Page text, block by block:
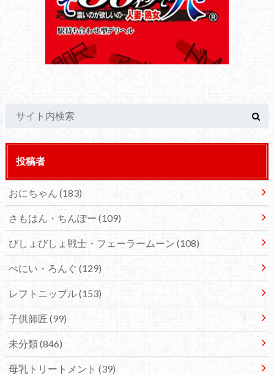
投稿者
おにちゃん (183)
さもはん・ちんぽー (109)
びしょびしょ戦士・フェーラームーン (108)
ぺにい・ろんぐ (129)
レフトニップル(153)
子供師匠 (99)
未分類(846)
母乳トリートメント (39)